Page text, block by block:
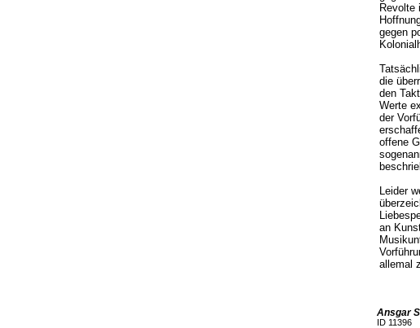
Revolte
gegen
die
den
Werte
der
offene
Leider
an
allemal
Ansgar
ID 11396